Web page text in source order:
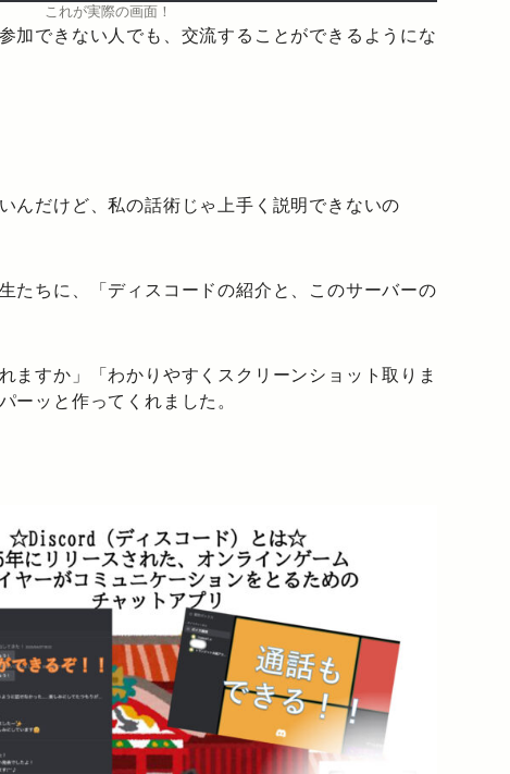
これが実際の画面！
加できない人でも、交流することができるようにな
んだけど、私の話術じゃ上手く説明できないの
たちに、「ディスコードの紹介と、このサーバーの
ますか」「わかりやすくスクリーンショット取りま
ーッと作ってくれました。